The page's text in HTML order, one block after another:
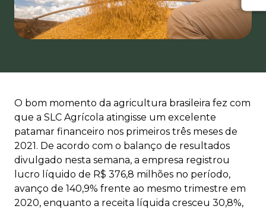
O bom momento da agricultura brasileira fez com
que a SLC Agrícola atingisse um excelente
patamar financeiro nos primeiros três meses de
2021. De acordo com o balanço de resultados
divulgado nesta semana, a empresa registrou
lucro líquido de R$ 376,8 milhões no período,
avanço de 140,9% frente ao mesmo trimestre em
2020, enquanto a receita líquida cresceu 30,8%,